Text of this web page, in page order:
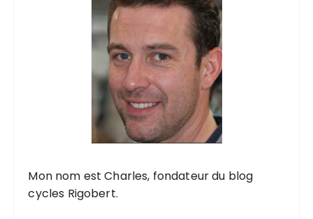
Mon nom est Charles, fondateur du blog
cycles Rigobert.